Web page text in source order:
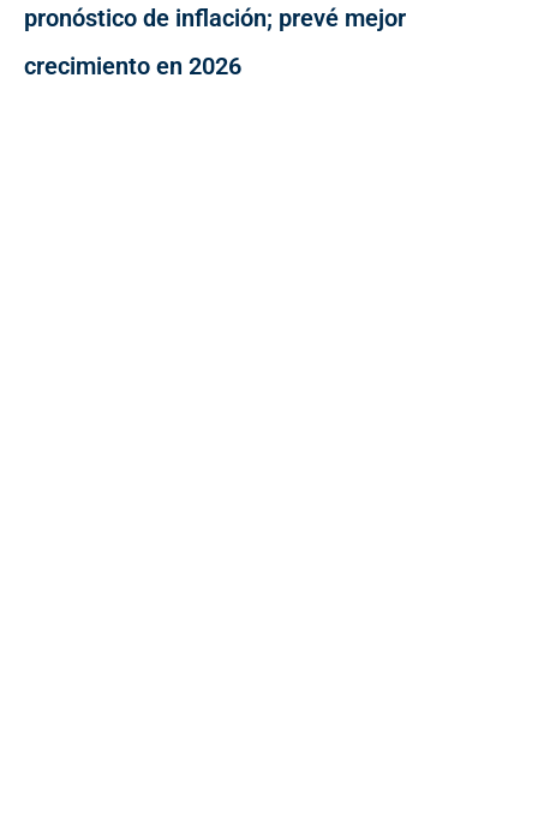
pronóstico de inflación; prevé mejor
crecimiento en 2026